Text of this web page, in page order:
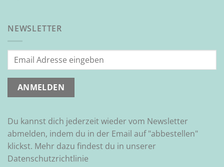
NEWSLETTER
Du kannst dich jederzeit wieder vom Newsletter
abmelden, indem du in der Email auf "abbestellen"
klickst. Mehr dazu findest du in unserer
Datenschutzrichtlinie